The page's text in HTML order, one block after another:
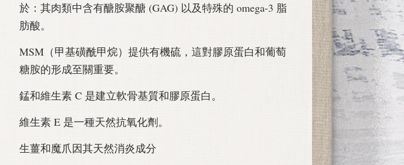
於：其肉類中含有醣胺聚醣 (GAG) 以及特殊的 omega-3 脂
肪酸。
MSM（甲基磺酰甲烷）提供有機硫，這對膠原蛋白和葡萄
糖胺的形成至關重要。
錳和維生素 C 是建立軟骨基質和膠原蛋白。
維生素 E 是一種天然抗氧化劑。
生薑和魔爪因其天然消炎成分